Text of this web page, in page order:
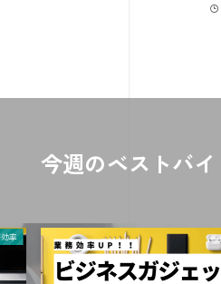
今週のベストバイ
率